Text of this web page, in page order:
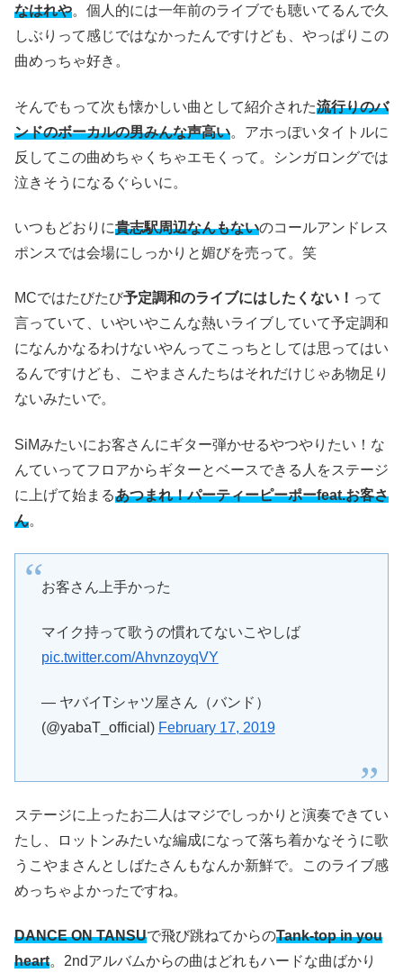
なはれや。個人的には一年前のライブでも聴いてるんで久
しぶりって感じではなかったんですけども、やっぱりこの
曲めっちゃ好き。
そんでもって次も懐かしい曲として紹介された流行りのバ
ンドのボーカルの男みんな声高い。アホっぽいタイトルに
反してこの曲めちゃくちゃエモくって。シンガロングでは
泣きそうになるぐらいに。
いつもどおりに貴志駅周辺なんもないのコールアンドレス
ポンスでは会場にしっかりと媚びを売って。笑
MCではたびたび予定調和のライブにはしたくない！ って
言っていて、いやいやこんな熱いライブしていて予定調和
になんかなるわけないやんってこっちとしては思ってはい
るんですけども、こやまさんたちはそれだけじゃあ物足り
ないみたいで。
SiMみたいにお客さんにギター弾かせるやつやりたい！な
んていってフロアからギターとベースできる人をステージ
に上げて始まるあつまれ！パーティーピーポーfeat.お客さ
ん。
お客さん上手かった
マイク持って歌うの慣れてないこやしば
pic.twitter.com/AhvnzoyqVY
— ヤバイTシャツ屋さん（バンド）
(@yabaT_official) February 17, 2019
ステージに上ったお二人はマジでしっかりと演奏できてい
たし、ロットンみたいな編成になって落ち着かなそうに歌
うこやまさんとしばたさんもなんか新鮮で。このライブ感
めっちゃよかったですね。
DANCE ON TANSUで飛び跳ねてからのTank-top in you
heart。2ndアルバムからの曲はどれもハードな曲ばかり